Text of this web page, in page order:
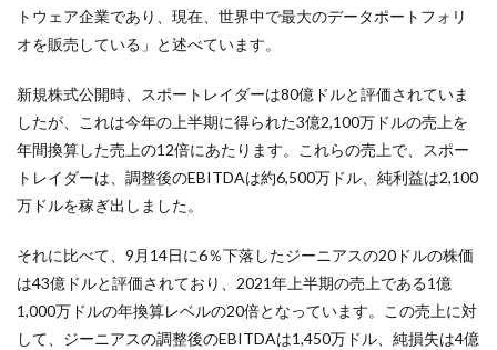
トウェア企業であり、現在、世界中で最大のデータポートフォリ
オを販売している」と述べています。
新規株式公開時、スポートレイダーは80億ドルと評価されていま
したが、これは今年の上半期に得られた3億2,100万ドルの売上を
年間換算した売上の12倍にあたります。これらの売上で、スポー
トレイダーは、調整後のEBITDAは約6,500万ドル、純利益は2,100
万ドルを稼ぎ出しました。
それに比べて、9月14日に6％下落したジーニアスの20ドルの株価
は43億ドルと評価されており、2021年上半期の売上である1億
1,000万ドルの年換算レベルの20倍となっています。この売上に対
して、ジーニアスの調整後のEBITDAは1,450万ドル、純損失は4億